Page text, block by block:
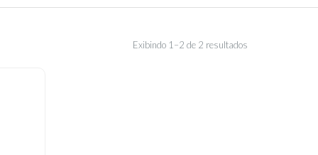
Exibindo 1–2 de 2 resultados